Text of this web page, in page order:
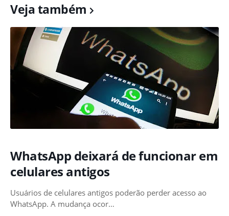
Veja também
WhatsApp deixará de funcionar em
celulares antigos
Usuários de celulares antigos poderão perder acesso ao
WhatsApp. A mudança ocor…